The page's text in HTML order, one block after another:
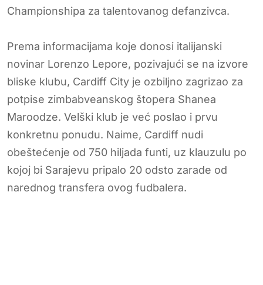
Championshipa za talentovanog defanzivca.
Prema informacijama koje donosi italijanski
novinar Lorenzo Lepore, pozivajući se na izvore
bliske klubu, Cardiff City je ozbiljno zagrizao za
potpise zimbabveanskog štopera Shanea
Maroodze. Velški klub je već poslao i prvu
konkretnu ponudu. Naime, Cardiff nudi
obeštećenje od 750 hiljada funti, uz klauzulu po
kojoj bi Sarajevu pripalo 20 odsto zarade od
narednog transfera ovog fudbalera.